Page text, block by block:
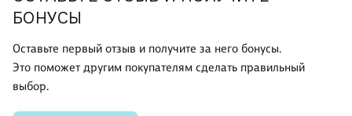
БОНУСЫ
Оставьте первый отзыв и получите за него бонусы.
Это поможет другим покупателям сделать правильный
выбор.